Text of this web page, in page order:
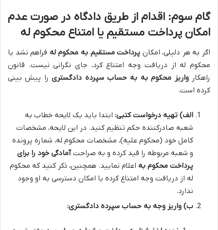
گام سوم: اقدام از طریق دادگاه در صورت عدم
امکان پرداخت مستقیم یا امتناع محکوم له
اگر به هر دلیلی، امکان پرداخت مستقیم به محکوم له فراهم نشد یا
محکوم له از دریافت وجه امتناع کرد، جای نگرانی نیست. قانون
راهکارواریز محکوم به به حساب سپرده دادگستریرا پیش بینی
کرده است.
الف) تهیه درخواست کتبی: ابتدا باید یک لایحه خطاب به
شعبه صادرکننده حکم تنظیم کنید. در این لایحه، مشخصات
کامل خود (محکوم علیه)، مشخصات محکوم له، شماره پرونده
و شعبه مربوطه را قید کرده و به صراحتآمادگی خود را برای
پرداخت محکوم به اعلام نمایید. همچنین، ذکر کنید که محکوم
له از دریافت وجه امتناع کرده یا امکان دسترسی به او وجود
ندارد.
ب) واریز وجه به حساب سپرده دادگستری: